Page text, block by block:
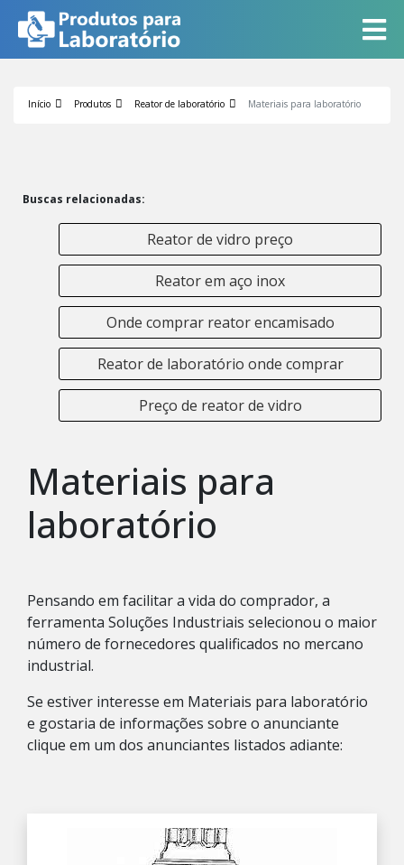
Início Produtos Reator de laboratório Materiais para laboratório
Buscas relacionadas:
Reator de vidro preço
Reator em aço inox
Onde comprar reator encamisado
Reator de laboratório onde comprar
Preço de reator de vidro
Materiais para
laboratório
Pensando em facilitar a vida do comprador, a
ferramenta Soluções Industriais selecionou o maior
número de fornecedores qualificados no mercano
industrial.
Se estiver interesse em Materiais para laboratório
e gostaria de informações sobre o anunciante
clique em um dos anunciantes listados adiante: